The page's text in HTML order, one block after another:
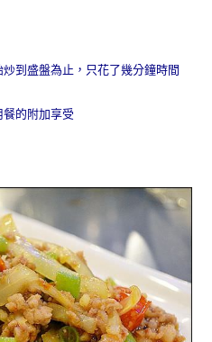
到盛盤為止，只花了幾分鐘時間
的附加享受